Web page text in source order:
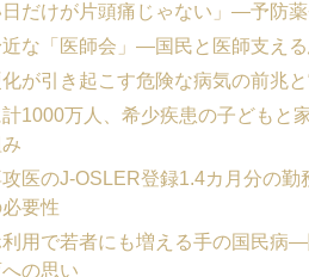
日だけが片頭痛じゃない」―予防
な「医師会」―国民と医師支え
が引き起こす危険な病気の前兆
1000万人、希少疾患の子どもと
医のJ-OSLER登録1.4カ月分の
要性
利用で若者にも増える手の国民病
の思い